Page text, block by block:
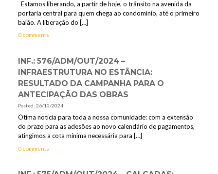
Estamos liberando, a partir de hoje, o trânsito na avenida da
portaria central para quem chega ao condomínio, até o primeiro
balão. A liberação do […]
0 comments
INF.: 576/ADM/OUT/2024 –
INFRAESTRUTURA NO ESTÂNCIA:
RESULTADO DA CAMPANHA PARA O
ANTECIPAÇÃO DAS OBRAS
Posted: 26/10/2024
Ótima notícia para toda a nossa comunidade: com a extensão
do prazo para as adesões ao novo calendário de pagamentos,
atingimos a cota mínima necessária para […]
0 comments